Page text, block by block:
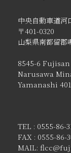
中央自動車道河
〒401-0320
山梨県南都留郡
8545-6 Fujisan
Narusawa
Yamanashi
TEL : 0555-86-
FAX : 0555-86-
MAIL: